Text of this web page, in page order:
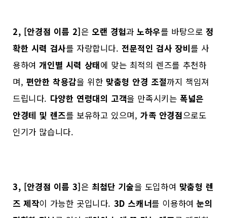
2, [안경점 이름 2]은 오랜 경험과노하우를 바탕으로정
확한 시력 검사를 자랑합니다.전문적인 검사 장비를 사
용하여개인별 시력 상태에 맞는 최적의 렌즈를 추천하
며, 편안한 착용감을 위한 맞춤형 안경 조절까지 책임져
드립니다. 다양한 연령대의 고객을 만족시키는폭넓은
안경테 및 렌즈를 보유하고 있으며,가족 안경점으로도
인기가 많습니다.
3, [안경점 이름 3]은 최첨단 기술을 도입하여 맞춤형 렌
즈 제작이 가능한 곳입니다. 3D 스캐너를 이용하여눈의